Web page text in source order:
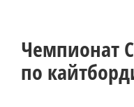
Чемпионат
по